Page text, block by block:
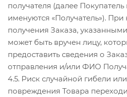
получателя (далее Покупатель
именуются «Получатель»).
получения Заказа,
может быть вручен лицу,
предоставить сведения о
отправления и/или ФИО
4.5. Риск случайной гибели
повреждения Товара